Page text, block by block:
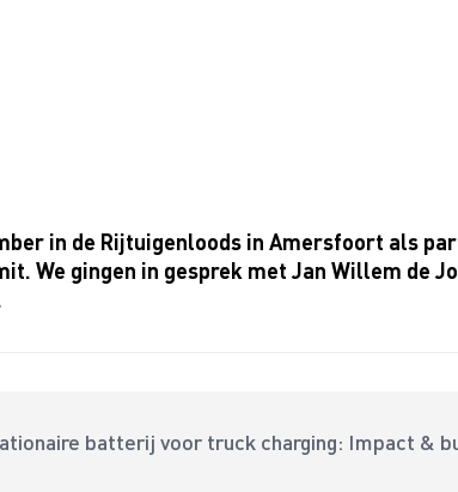
in de Rijtuigenloods in Amersfoort als
We gingen in gesprek met Jan Willem de
batterij voor truck charging: Impact &